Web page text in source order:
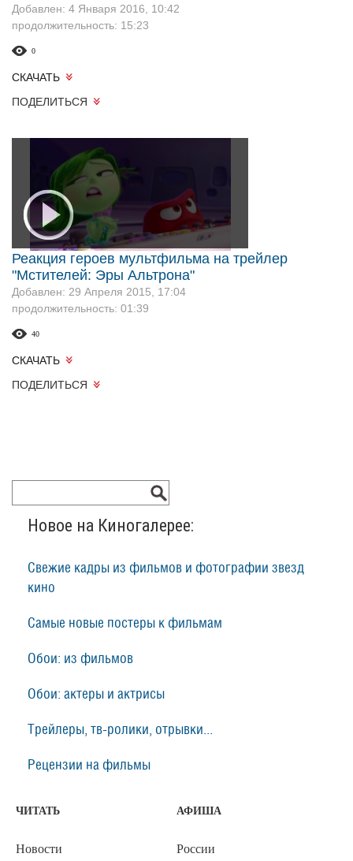
Добавлен: 4 Января 2016, 10:42
продолжительность: 15:23
0
СКАЧАТЬ
ПОДЕЛИТЬСЯ
Реакция героев мультфильма на трейлер
"Мстителей: Эры Альтрона"
Добавлен: 29 Апреля 2015, 17:04
продолжительность: 01:39
40
СКАЧАТЬ
ПОДЕЛИТЬСЯ
Новое на Киногалерее:
Свежие кадры из фильмов и фотографии звезд
кино
Самые новые постеры к фильмам
Обои: из фильмов
Обои: актеры и актрисы
Трейлеры, тв-ролики, отрывки...
Рецензии на фильмы
ЧИТАТЬ
Новости
АФИША
России